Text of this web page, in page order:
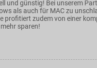
und günstig! Bei unserem
als auch für MAC zu
profitiert zudem von einer
sparen!